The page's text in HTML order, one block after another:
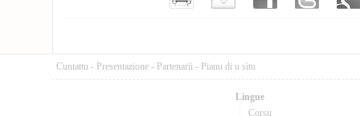
Cuntattu - Presentazione - Partenarii - Pianu di u situ
Lingue
Corsu